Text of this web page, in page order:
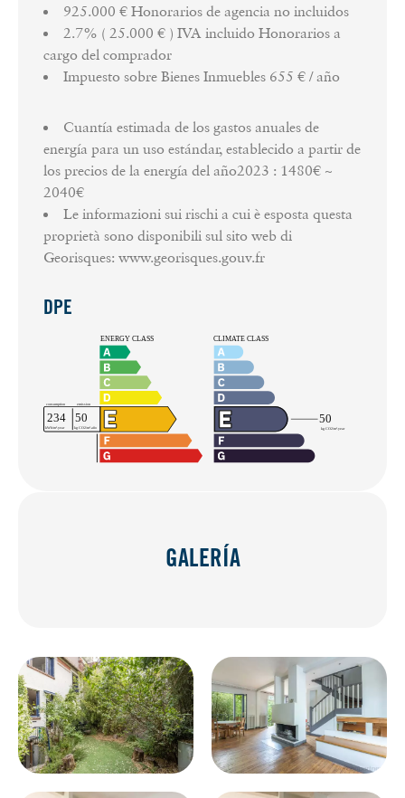
925.000 € Honorarios de agencia no incluidos
2.7% ( 25.000 € ) IVA incluido Honorarios a
cargo del comprador
Impuesto sobre Bienes Inmuebles 655 € / año
Cuantía estimada de los gastos anuales de
energía para un uso estándar, establecido a partir de
los precios de la energía del año2023 : 1480€ ~
2040€
Le informazioni sui rischi a cui è esposta questa
proprietà sono disponibili sul sito web di
Georisques: www.georisques.gouv.fr
DPE
GALERÍA